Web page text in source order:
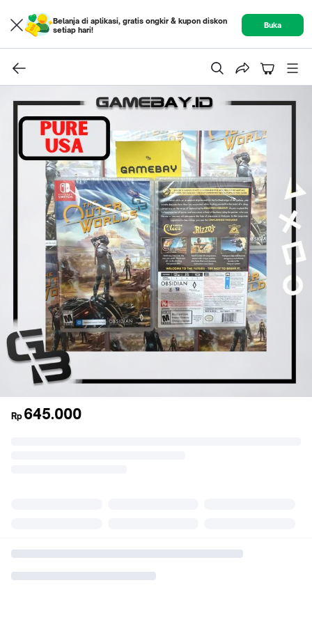
Belanja di aplikasi, gratis ongkir & kupon diskon
setiap hari!
Buka
Rp 645.000